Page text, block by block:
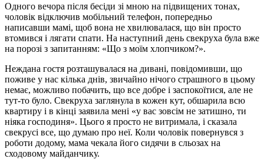
Одного вечора після бесіди зі мною на підвищених тонах,
чоловік відключив мобільний телефон, попередньо
написавши мамі, щоб вона не хвилювалася, що він просто
втомився і лягати спати. На наступний день свекруха була вже
на порозі з запитанням: «Що з моїм хлопчиком?».
Неждана гостя розташувалася на дивані, повідомивши, що
поживе у нас кілька днів, звичайно нічого страшного в цьому
немає, можливо побачить, що все добре і заспокоїтися, але не
тут-то було. Свекруха заглянула в кожен кут, обшарила всю
квартиру і в кінці заявила мені «у вас зовсім не затишно, ти
ніяка господиня». Цього я просто не витримала, і сказала
свекрусі все, що думаю про неї. Коли чоловік повернувся з
роботи додому, мама чекала його сидячи в сльозах на
сходовому майданчику.